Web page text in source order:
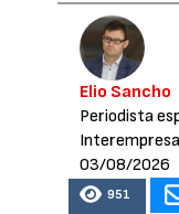
Elio Sancho
Periodista
03/08/2026
951